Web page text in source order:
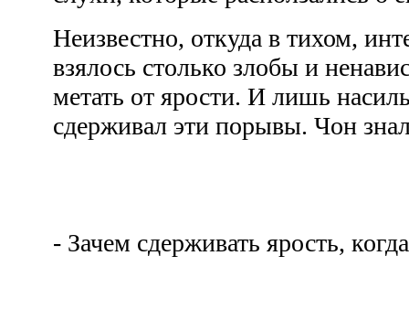
Неизвестно, откуда в тихом,
взялось столько злобы и
метать от ярости. И лишь
сдерживал эти порывы. Чон
- Зачем сдерживать ярость,